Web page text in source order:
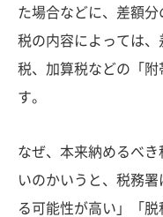
た場合などに、差額
税の内容によっては
税、加算税などの「
す。
なぜ、本来納めるべ
いのかいうと、税務
る可能性が高い」「